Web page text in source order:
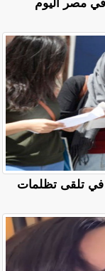
في تلقى تظلمات